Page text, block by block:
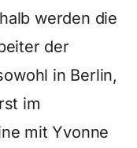
werden die
der
in Berlin,
im
mit Yvonne